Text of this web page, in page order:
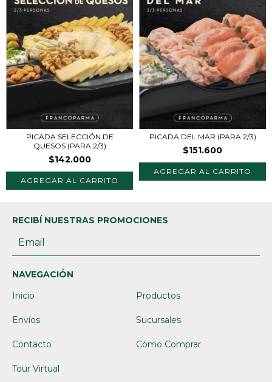
PICADA SELECCIÓN DE
QUESOS (PARA 2/3)
$142.000
PICADA DEL MAR (PARA 2/3)
$151.600
RECIBÍ NUESTRAS PROMOCIONES
NAVEGACIÓN
Inicio
Productos
Envíos Sucursales
Contacto Cómo Comprar
Tour Virtual